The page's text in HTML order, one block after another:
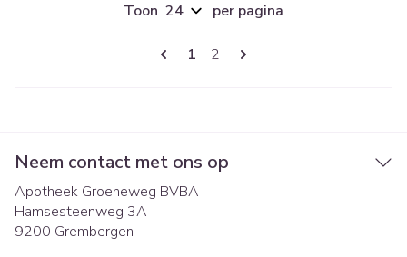
Pagina's
U lees momenteel pagina
1 Pagina
2
Toon per pagina
Neem contact met ons op
Apotheek Groeneweg BVBA
Hamsesteenweg 3A
9200 Grembergen